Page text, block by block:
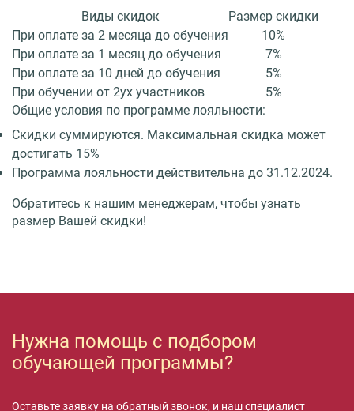
Виды скидок
Размер скидки
При оплате за 2 месяца до обучения
10%
При оплате за 1 месяц до обучения
7%
При оплате за 10 дней до обучения
5%
При обучении от 2ух участников
5%
Общие условия по программе лояльности:
Скидки суммируются. Максимальная скидка может
достигать 15%
Программа лояльности действительна до 31.12.2024.
Обратитесь к нашим менеджерам, чтобы узнать
размер Вашей скидки!
Нужна помощь с подбором
обучающей программы?
Оставьте заявку на обратный звонок, и наш специалист